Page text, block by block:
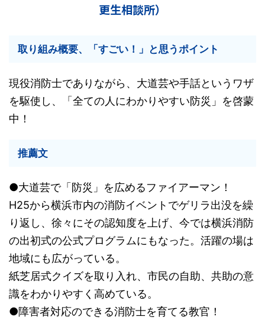
更生相談所）
取り組み概要、「すごい！」と思うポイント
現役消防士でありながら、大道芸や手話というワザ
を駆使し、「全ての人にわかりやすい防災」を啓蒙
中！
推薦文
●大道芸で「防災」を広めるファイアーマン！
H25から横浜市内の消防イベントでゲリラ出没を繰
り返し、徐々にその認知度を上げ、今では横浜消防
の出初式の公式プログラムにもなった。活躍の場は
地域にも広がっている。
紙芝居式クイズを取り入れ、市民の自助、共助の意
識をわかりやすく高めている。
●障害者対応のできる消防士を育てる教官！